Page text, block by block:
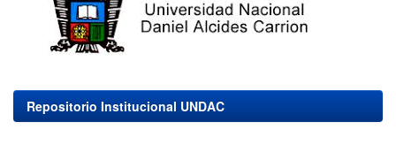
Repositorio Institucional UNDAC